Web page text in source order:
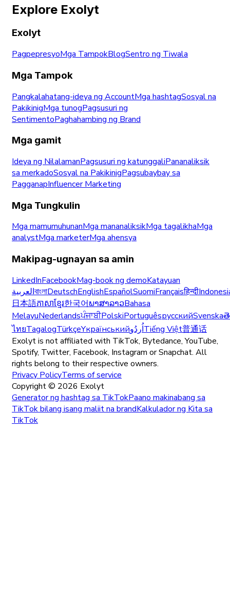
Explore Exolyt
Exolyt
PagpepresyoMga TampokBlogSentro ng Tiwala
Mga Tampok
Pangkalahatang-ideya ng AccountMga hashtagSosyal na
PakikinigMga tunogPagsusuri ng
SentimentoPaghahambing ng Brand
Mga gamit
Ideya ng NilalamanPagsusuri ng katunggaliPananaliksik
sa merkadoSosyal na PakikinigPagsubaybay sa
PagganapInfluencer Marketing
Mga Tungkulin
Mga mamumuhunanMga mananaliksikMga tagalikhaMga
analystMga marketerMga ahensya
Makipag-ugnayan sa amin
LinkedInFacebookMag-book ng demoKatayuan
العربيةবাংলাDeutschEnglishEspañolSuomiFrançaisहिन्दी
日本語ភាសាខ្មែរ한국어ພາສາລາວBahasa
MelayuNederlandsਪੰਜਾਬੀPolskiPortuguêsрусскийSvenska
ไทยTagalogTürkçeYкраїнськийاُردُوTiếng Việt普通话
Exolyt is not affiliated with TikTok, Bytedance, YouTube,
Spotify, Twitter, Facebook, Instagram or Snapchat. All
rights belong to their respective owners.
Privacy PolicyTerms of service
Copyright © 2026 Exolyt
Generator ng hashtag sa TikTokPaano makinabang sa
TikTok bilang isang maliit na brandKalkulador ng Kita sa
TikTok